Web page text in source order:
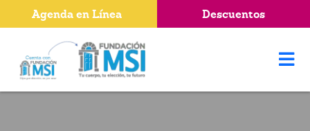
Agenda en Línea Descuentos